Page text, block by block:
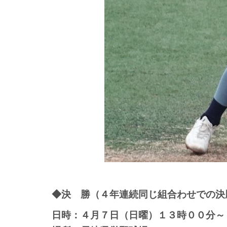
◆決 勝（４年連続同じ組合わせでの決
日時：４月７日（日曜）１３時００分～